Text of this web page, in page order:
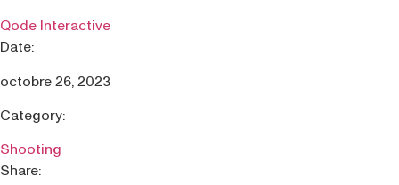
Qode Interactive
Date:
octobre 26, 2023
Category:
Shooting
Share: